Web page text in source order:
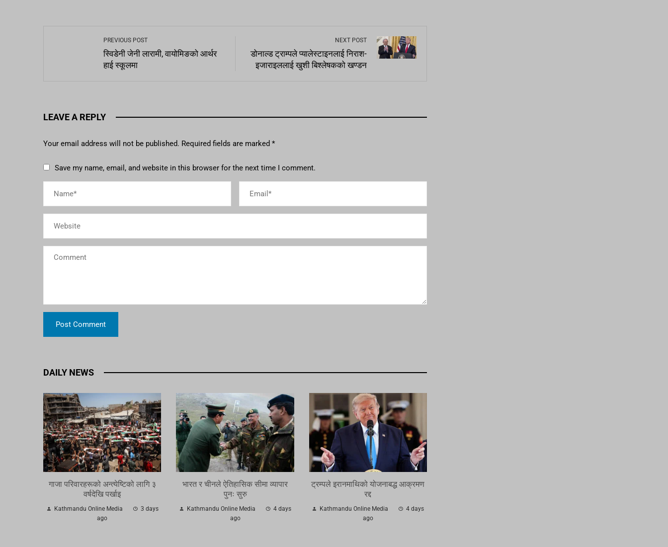
PREVIOUS POST
स्विडेनी जेनी लारामी, वायोमिङको आर्थर
हाई स्कूलमा
NEXT POST
डोनाल्ड ट्राम्पले प्यालेस्टाइनलाई निराश-
इजाराइललाई खुशी बिश्लेषकको खण्डन
LEAVE A REPLY
Your email address will not be published. Required fields are marked *
Save my name, email, and website in this browser for the next time I comment.
DAILY NEWS
गाजा परिवारहरूको अन्त्येष्टिको लागि ३
वर्षदेखि पर्खाइ
Kathmandu Online Media
3 days
ago
भारत र चीनले ऐतिहासिक सीमा व्यापार
पुनः सुरु
Kathmandu Online Media
4 days
ago
ट्रम्पले इरानमाथिको योजनाबद्ध आक्रमण
रद्द
Kathmandu Online Media
4 days
ago